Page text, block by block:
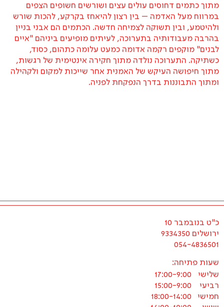
מתוך כתמים דחוסים עולים עצים ושורשים חשופים הצפים
במרווח מעל האדמה – בין רצון להיאחז בקרקע, להכות שורש
ולהיטמע, ובין תשוקה לצמיחה חדשה. הכתמים הם אבני בניין
בהרבה מעבודותיה בתערוכה, לעיתים מופיעים ביניהם "איים
לבנים" מוקפים רקמה אדומה כמעט עלומה כתהום, כסוד,
כשתיקה. התערוכה נולדה מתוך חקירה אינטימית של רגשות,
מתוך חיפושה העיקש של האמנית אחר שייכות למקום ולקהילה
ומתוך התבוננות בדרך הנפקחת לפניה.
כ"ט בנובמבר 10
ירושלים 9334350
054-4836501
שעות פתיחה:
17:00-9:00
שלישי
15:00-9:00
רביעי
18:00-14:00
חמישי